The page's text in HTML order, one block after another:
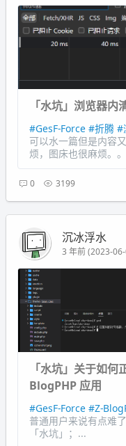
「水坑」浏览器
#GesF-Force #折腾 #
可以水一篇但是内容
烦，图床也很麻烦。
0 3199
沉冰浮水
3 年前 (2023-
「水坑」关于如
BlogPHP 应用
#GesF-Force #Z-
普通用户来说有点难
「水坑」；...